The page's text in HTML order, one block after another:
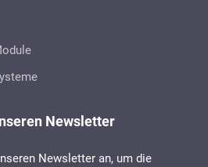
Newsletter
Newsletter an, um die